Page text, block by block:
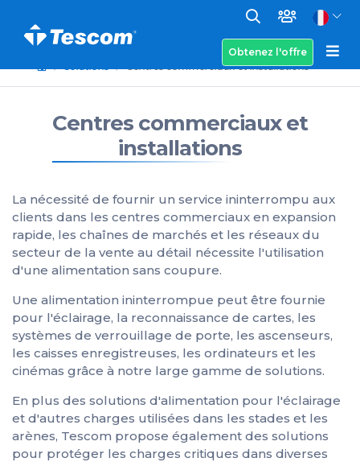
Obtenez l'offre
Solutions
Centres commerciaux et installations
Centres commerciaux et
installations
La nécessité de fournir un service ininterrompu aux
clients dans les centres commerciaux en expansion
rapide, les chaînes de marchés et les réseaux du
secteur de la vente au détail nécessite l'utilisation
d'une alimentation sans coupure.
Une alimentation ininterrompue peut être fournie
pour l'éclairage, la reconnaissance de cartes, les
systèmes de verrouillage de porte, les ascenseurs,
les caisses enregistreuses, les ordinateurs et les
cinémas grâce à notre large gamme de solutions.
En plus des solutions d'alimentation pour l'éclairage
et d'autres charges utilisées dans les stades et les
arènes, Tescom propose également des solutions
pour protéger les charges critiques dans diverses